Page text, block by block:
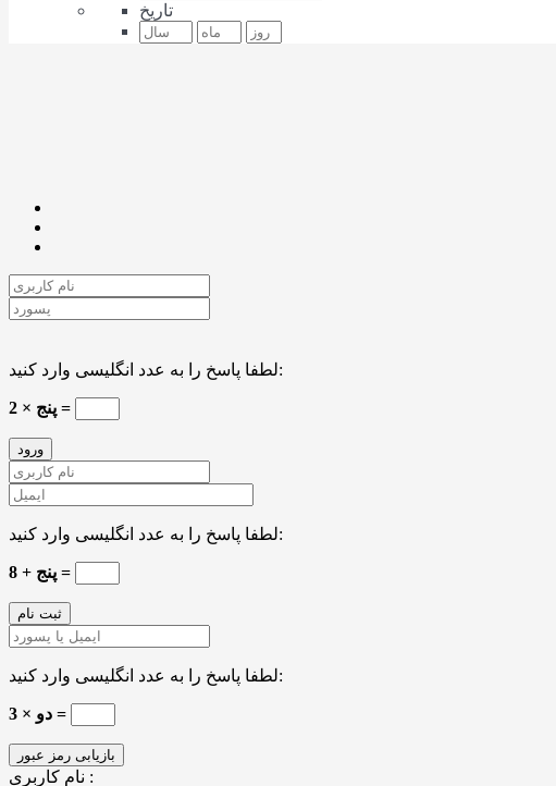
تاریخ
لطفا پاسخ را به عدد انگلیسی وارد کنید:
2 × پنج =
لطفا پاسخ را به عدد انگلیسی وارد کنید:
8 + پنج =
لطفا پاسخ را به عدد انگلیسی وارد کنید:
دو × 3 =
نام کاربری :